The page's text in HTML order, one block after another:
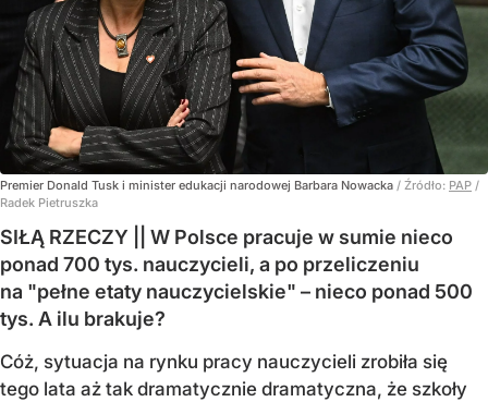
Premier Donald Tusk i minister edukacji narodowej Barbara Nowacka / Źródło: PAP /
Radek Pietruszka
SIŁĄ RZECZY || W Polsce pracuje w sumie nieco
ponad 700 tys. nauczycieli, a po przeliczeniu
na "pełne etaty nauczycielskie" – nieco ponad 500
tys. A ilu brakuje?
Cóż, sytuacja na rynku pracy nauczycieli zrobiła się
tego lata aż tak dramatycznie dramatyczna, że szkoły